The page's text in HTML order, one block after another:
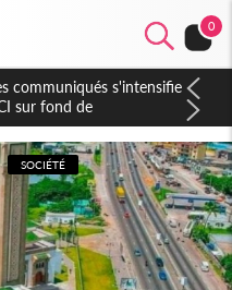
0
Thiam plaide pour un
SOCIÉTÉ